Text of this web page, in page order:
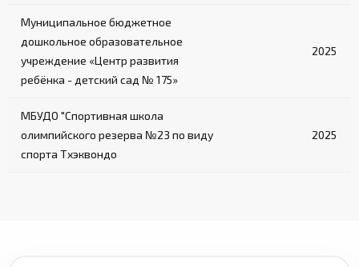
Муниципальное бюджетное
дошкольное образовательное
учреждение «Центр развития
ребёнка - детский сад № 175»
2025
МБУДО "Спортивная школа
олимпийского резерва №23 по виду
спорта Тхэквондо
2025